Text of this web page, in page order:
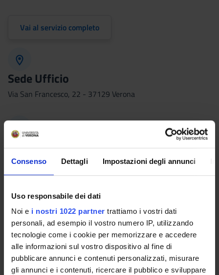
Consenso Dettagli Impostazioni degli annunci
Uso responsabile dei dati
Noi e i nostri 1022 partner trattiamo i vostri dati
personali, ad esempio il vostro numero IP, utilizzando
tecnologie come i cookie per memorizzare e accedere
alle informazioni sul vostro dispositivo al fine di
pubblicare annunci e contenuti personalizzati, misurare
gli annunci e i contenuti, ricercare il pubblico e sviluppare
Vai al servizio completo
Sede Ufficio
Via San Francesco, 22 - 37129 Verona
Contatti telefonici
+39045802 8078|8134
Email
dottorati.ricerca@ateneo.univr.it